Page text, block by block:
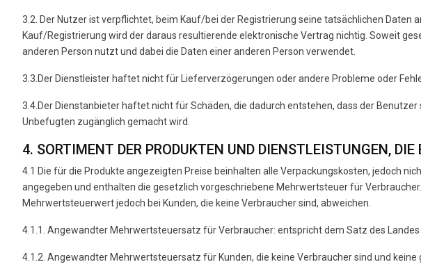
3.2. Der Nutzer ist verpflichtet, beim Kauf/bei der Registrierung seine tatsächlichen
Kauf/Registrierung wird der daraus resultierende elektronische Vertrag nichtig. Soweit
anderen Person nutzt und dabei die Daten einer anderen Person verwendet.
3.3.Der Dienstleister haftet nicht für Lieferverzögerungen oder andere Probleme oder
3.4.Der Dienstanbieter haftet nicht für Schäden, die dadurch entstehen, dass der
Unbefugten zugänglich gemacht wird.
4. SORTIMENT DER PRODUKTEN UND DIENSTLEISTUNGEN, DIE
4.1 Die für die Produkte angezeigten Preise beinhalten alle Verpackungskosten, jedoch
angegeben und enthalten die gesetzlich vorgeschriebene Mehrwertsteuer für
Mehrwertsteuerwert jedoch bei Kunden, die keine Verbraucher sind, abweichen.
4.1.1. Angewandter Mehrwertsteuersatz für Verbraucher: entspricht dem Satz des Landes
4.1.2. Angewandter Mehrwertsteuersatz für Kunden, die keine Verbraucher sind und